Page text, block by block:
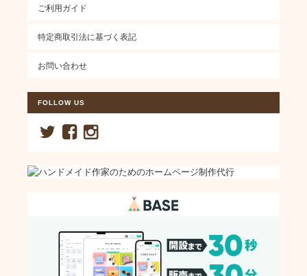
ご利用ガイド
特定商取引法に基づく表記
お問い合わせ
FOLLOW US